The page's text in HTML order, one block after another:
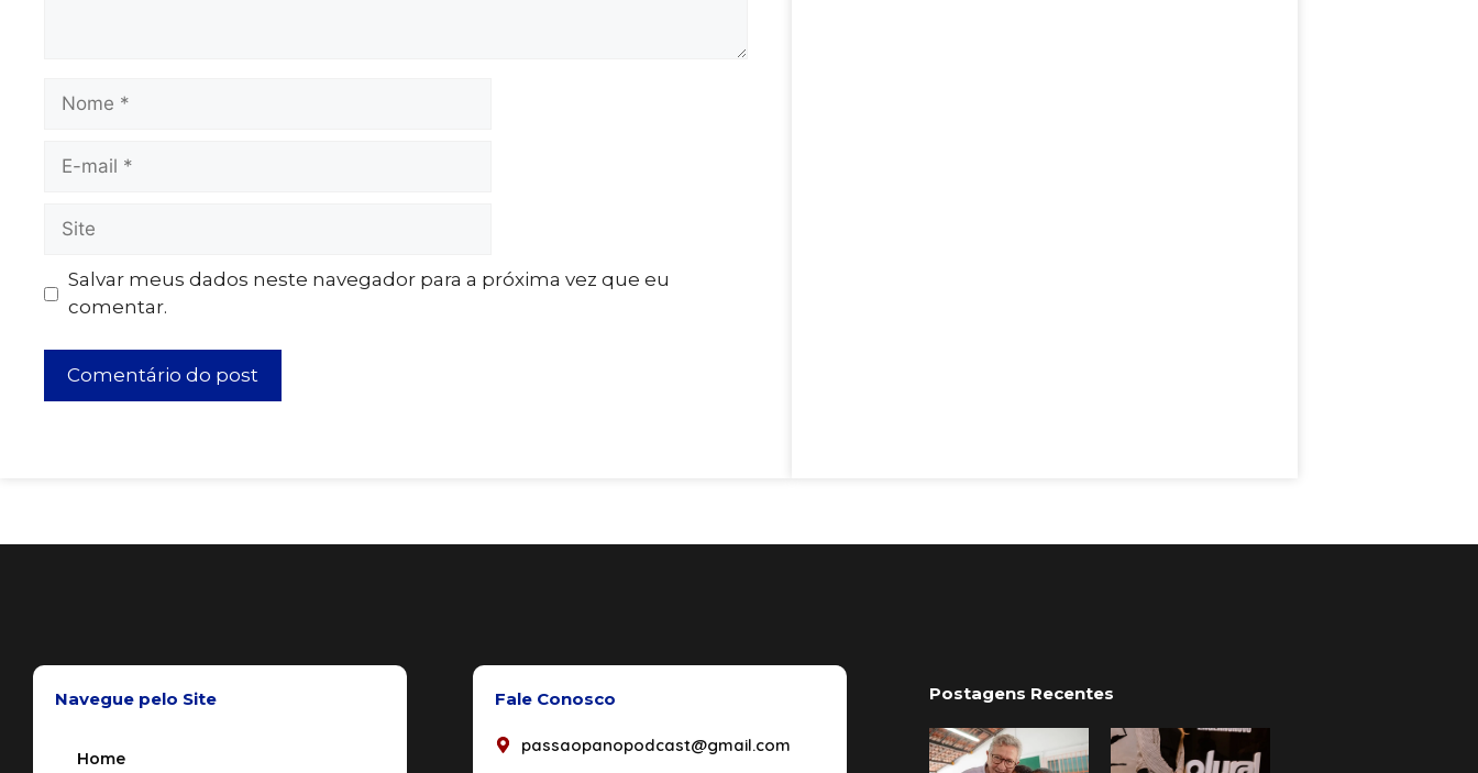
Salvar meus dados neste navegador para a próxima vez que eu
comentar.
Navegue pelo Site
Home
Fale Conosco
passaopanopodcast@gmail.com
Postagens Recentes